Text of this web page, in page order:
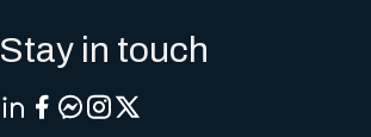
Stay in touch